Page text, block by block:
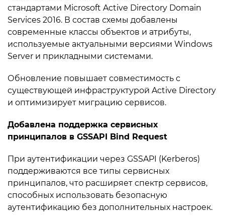
стандартами Microsoft Active Directory Domain
Services 2016. В состав схемы добавлены
современные классы объектов и атрибуты,
используемые актуальными версиями Windows
Server и прикладными системами.
Обновление повышает совместимость с
существующей инфраструктурой Active Directory
и оптимизирует миграцию сервисов.
Добавлена поддержка сервисных
принципалов в GSSAPI Bind Request
При аутентификации через GSSAPI (Kerberos)
поддерживаются все типы сервисных
принципалов, что расширяет спектр сервисов,
способных использовать безопасную
аутентификацию без дополнительных настроек.